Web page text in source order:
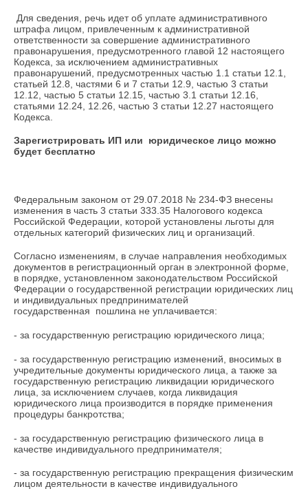
Для сведения, речь идет об уплате административного
штрафа лицом, привлеченным к административной
ответственности за совершение административного
правонарушения, предусмотренного главой 12 настоящего
Кодекса, за исключением административных
правонарушений, предусмотренных частью 1.1 статьи 12.1,
статьей 12.8, частями 6 и 7 статьи 12.9, частью 3 статьи
12.12, частью 5 статьи 12.15, частью 3.1 статьи 12.16,
статьями 12.24, 12.26, частью 3 статьи 12.27 настоящего
Кодекса.
Зарегистрировать ИП или юридическое лицо можно
будет бесплатно
Федеральным законом от 29.07.2018 № 234-ФЗ внесены
изменения в часть 3 статьи 333.35 Налогового кодекса
Российской Федерации, которой установлены льготы для
отдельных категорий физических лиц и организаций.
Согласно изменениям, в случае направления необходимых
документов в регистрационный орган в электронной форме,
в порядке, установленном законодательством Российской
Федерации о государственной регистрации юридических лиц
и индивидуальных предпринимателей
государственная пошлина не уплачивается:
- за государственную регистрацию юридического лица;
- за государственную регистрацию изменений, вносимых в
учредительные документы юридического лица, а также за
государственную регистрацию ликвидации юридического
лица, за исключением случаев, когда ликвидация
юридического лица производится в порядке применения
процедуры банкротства;
- за государственную регистрацию физического лица в
качестве индивидуального предпринимателя;
- за государственную регистрацию прекращения физическим
лицом деятельности в качестве индивидуального